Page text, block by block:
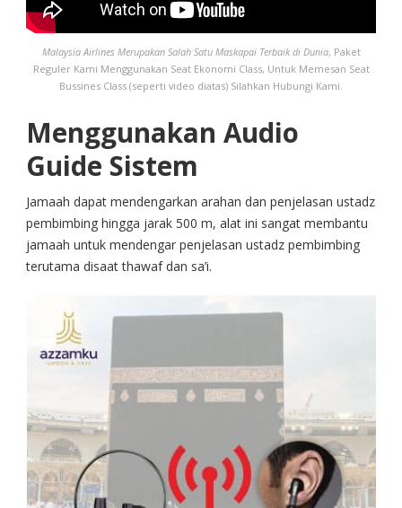
Malaysia Airlines Merupakan Salah Satu Maskapai Terbaik di Dunia, Paket
Reguler Kami Menggunakan Seat Ekonomi Class, Untuk Memesan Seat
Bussines Class (seperti video diatas) Silahkan Hubungi Kami.
Menggunakan Audio
Guide Sistem
Jamaah dapat mendengarkan arahan dan penjelasan ustadz
pembimbing hingga jarak 500 m, alat ini sangat membantu
jamaah untuk mendengar penjelasan ustadz pembimbing
terutama disaat thawaf dan sa’i.